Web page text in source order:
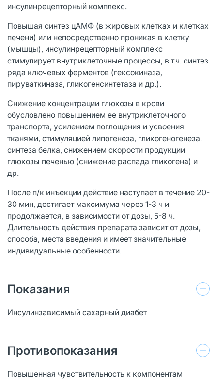
инсулинрецепторный комплекс.
Повышая синтез цАМФ (в жировых клетках и клетках
печени) или непосредственно проникая в клетку
(мышцы), инсулинрецепторный комплекс
стимулирует внутриклеточные процессы, в т.ч. синтез
ряда ключевых ферментов (гексокиназа,
пируваткиназа, гликогенсинтетаза и др.).
Снижение концентрации глюкозы в крови
обусловлено повышением ее внутриклеточного
транспорта, усилением поглощения и усвоения
тканями, стимуляцией липогенеза, гликогеногенеза,
синтеза белка, снижением скорости продукции
глюкозы печенью (снижение распада гликогена) и
др.
После п/к инъекции действие наступает в течение 20-
30 мин, достигает максимума через 1-3 ч и
продолжается, в зависимости от дозы, 5-8 ч.
Длительность действия препарата зависит от дозы,
способа, места введения и имеет значительные
индивидуальные особенности.
Показания
Инсулинзависимый сахарный диабет
Противопоказания
Повышенная чувствительность к компонентам